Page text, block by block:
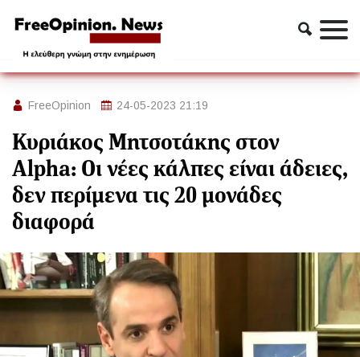
Πολιτική
Κυριάκος Μητσοτάκης στον Alpha: Οι νέες κάλπες είναι
άδειες, δεν περίμενα τις 20 μονάδες διαφορά
FreeOpinion 24-05-2023 21:19
Κυριάκος Μητσοτάκης στον
Alpha: Οι νέες κάλπες είναι άδειες,
δεν περίμενα τις 20 μονάδες
διαφορά